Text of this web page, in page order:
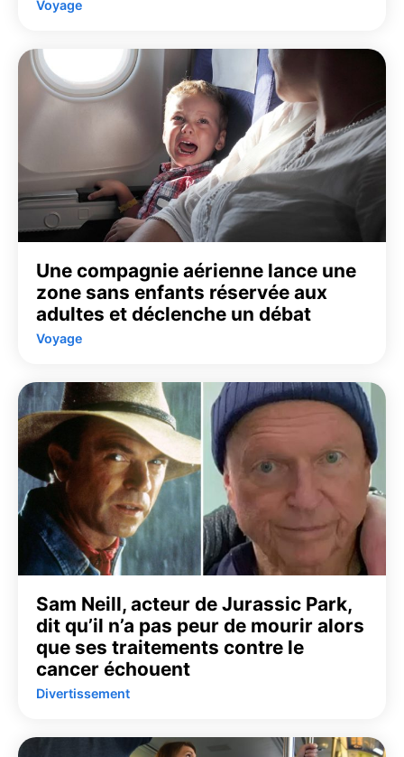
Voyage
Une compagnie aérienne lance une
zone sans enfants réservée aux
adultes et déclenche un débat
Voyage
Sam Neill, acteur de Jurassic Park,
dit qu’il n’a pas peur de mourir alors
que ses traitements contre le
cancer échouent
Divertissement